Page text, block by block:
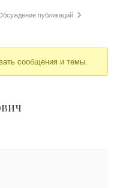
публикаций
сообщения и темы.